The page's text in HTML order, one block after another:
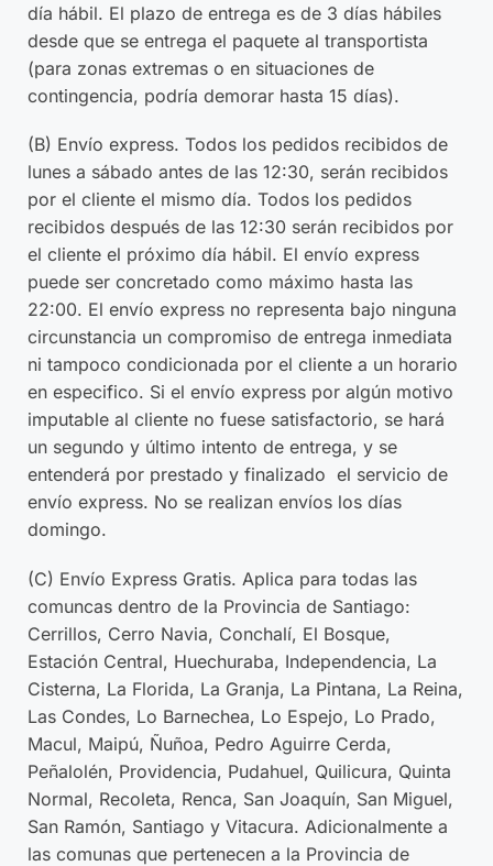
día hábil. El plazo de entrega es de 3 días hábiles
desde que se entrega el paquete al transportista
(para zonas extremas o en situaciones de
contingencia, podría demorar hasta 15 días).
(B) Envío express. Todos los pedidos recibidos de
lunes a sábado antes de las 12:30, serán recibidos
por el cliente el mismo día. Todos los pedidos
recibidos después de las 12:30 serán recibidos por
el cliente el próximo día hábil. El envío express
puede ser concretado como máximo hasta las
22:00. El envío express no representa bajo ninguna
circunstancia un compromiso de entrega inmediata
ni tampoco condicionada por el cliente a un horario
en especifico. Si el envío express por algún motivo
imputable al cliente no fuese satisfactorio, se hará
un segundo y último intento de entrega, y se
entenderá por prestado y finalizado el servicio de
envío express. No se realizan envíos los días
domingo.
(C) Envío Express Gratis. Aplica para todas las
comuncas dentro de la Provincia de Santiago:
Cerrillos, Cerro Navia, Conchalí, El Bosque,
Estación Central, Huechuraba, Independencia, La
Cisterna, La Florida, La Granja, La Pintana, La Reina,
Las Condes, Lo Barnechea, Lo Espejo, Lo Prado,
Macul, Maipú, Ñuñoa, Pedro Aguirre Cerda,
Peñalolén, Providencia, Pudahuel, Quilicura, Quinta
Normal, Recoleta, Renca, San Joaquín, San Miguel,
San Ramón, Santiago y Vitacura. Adicionalmente a
las comunas que pertenecen a la Provincia de